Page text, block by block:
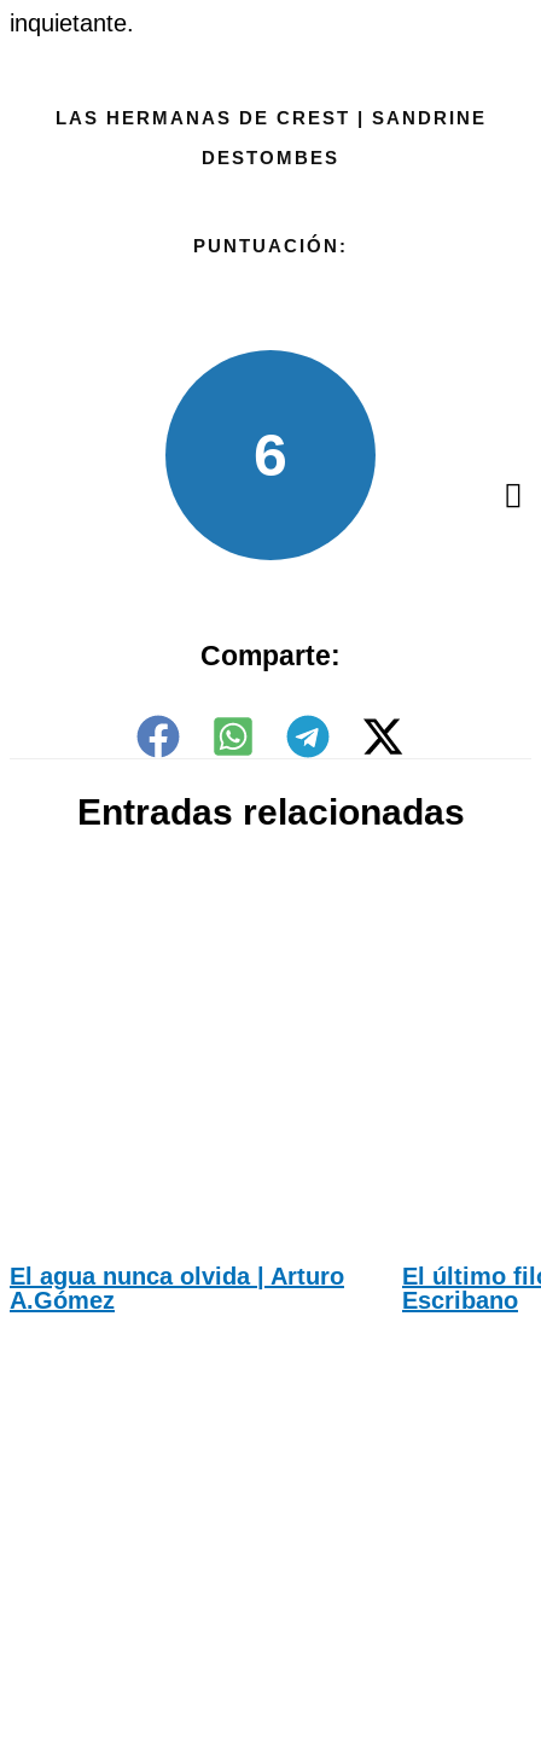
inquietante.
LAS HERMANAS DE CREST | SANDRINE
DESTOMBES
PUNTUACIÓN:
6
Comparte:
Entradas relacionadas
El agua nunca olvida | Arturo
A.Gómez
El último
Escribano